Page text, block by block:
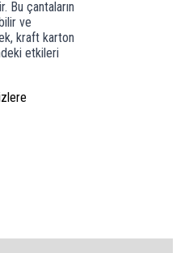
Bu çantaların
ve
kraft karton
etkileri